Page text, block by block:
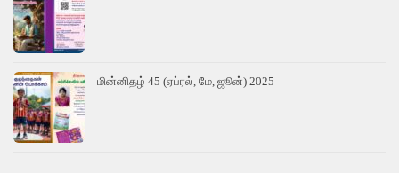
மின்னிதழ் 45 (ஏப்ரல், மே, ஜூன்) 2025